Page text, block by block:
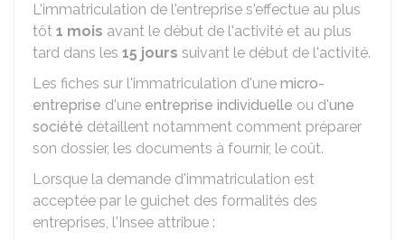
L'immatriculation de l'entreprise s'effectue au plus
tôt 1 mois avant le début de l'activité et au plus
tard dans les 15 jours suivant le début de l'activité.
Les fiches sur l'immatriculation d'une micro-
entreprise d'une entreprise individuelle ou d'une
société détaillent notamment comment préparer
son dossier, les documents à fournir, le coût.
Lorsque la demande d'immatriculation est
acceptée par le guichet des formalités des
entreprises, l'Insee attribue :